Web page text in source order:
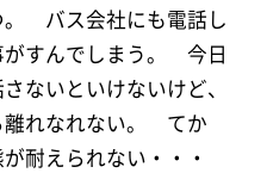
。 バス会社にも電話し
がすんでしまう。 今日
ないといけないけど、
離れなれない。 てか
耐えられない・・・